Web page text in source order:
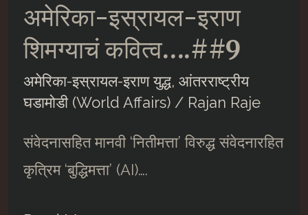
अमेरिका-इस्रायल-इराण
शिमग्याचं कवित्व….##9
अमेरिका-इस्रायल-इराण युद्ध, आंतरराष्ट्रीय
घडामोडी (World Affairs)/ Rajan Raje
संवेदनासहित मानवी ‘नितीमत्ता’ विरुद्ध संवेदनारहित
कृत्रिम ‘बुद्धिमत्ता’ (AI)….